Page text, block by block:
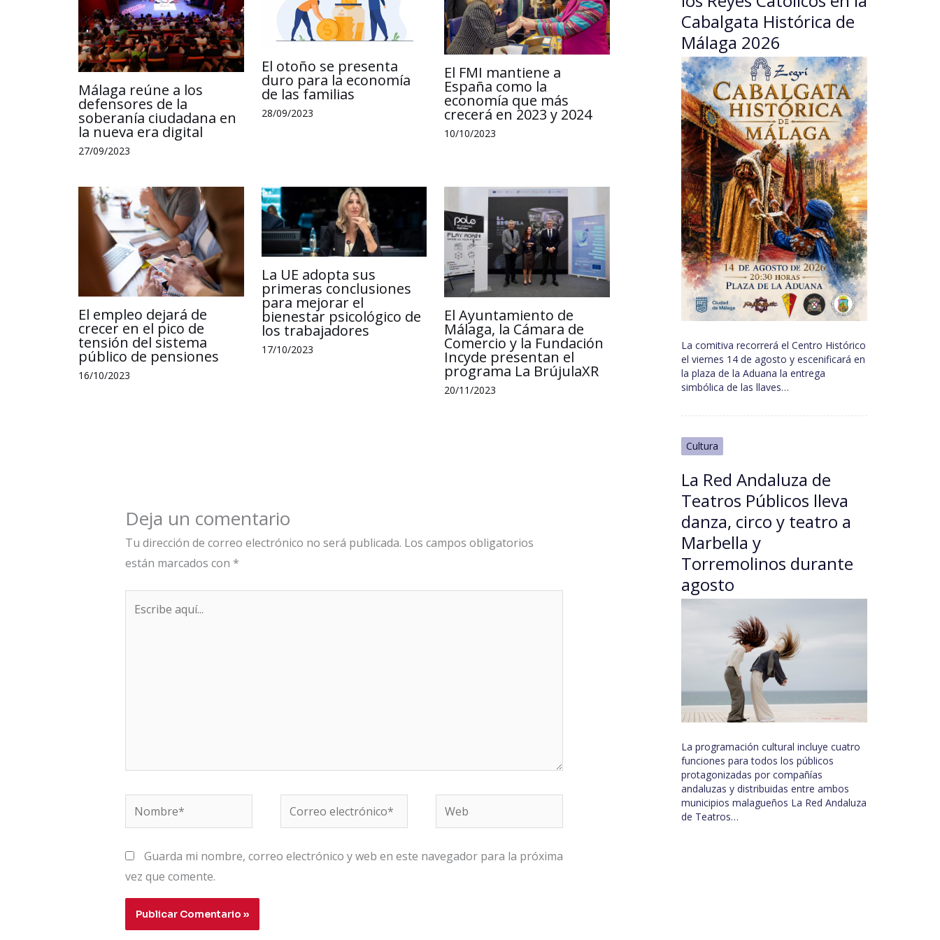
Málaga reúne a los
defensores de la
soberanía ciudadana en
la nueva era digital
27/09/2023
El otoño se presenta
duro para la economía
de las familias
28/09/2023
El FMI mantiene a
España como la
economía que más
crecerá en 2023 y 2024
10/10/2023
El empleo dejará de
crecer en el pico de
tensión del sistema
público de pensiones
16/10/2023
La UE adopta sus
primeras conclusiones
para mejorar el
bienestar psicológico de
los trabajadores
17/10/2023
El Ayuntamiento de
Málaga, la Cámara de
Comercio y la Fundación
Incyde presentan el
programa La BrújulaXR
20/11/2023
Deja un comentario
Tu dirección de correo electrónico no será publicada. Los campos obligatorios
están marcados con *
Nombre*
Correo
electrónico*
Web
Guarda mi nombre, correo electrónico y web en este navegador para la próxima
vez que comente.
Cabalgata Histórica de
Málaga 2026
La comitiva recorrerá el Centro Histórico
el viernes 14 de agosto y escenificará en
la plaza de la Aduana la entrega
simbólica de las llaves…
Cultura
La Red Andaluza de
Teatros Públicos lleva
danza, circo y teatro a
Marbella y
Torremolinos durante
agosto
La programación cultural incluye cuatro
funciones para todos los públicos
protagonizadas por compañías
andaluzas y distribuidas entre ambos
municipios malagueños La Red Andaluza
de Teatros…